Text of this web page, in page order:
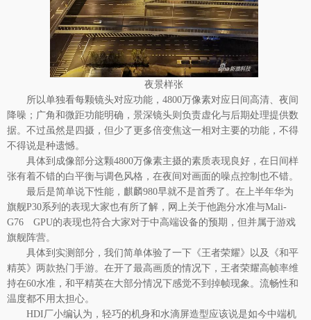
夜景样张
所以单独看每颗镜头对应功能，4800万像素对应日间高清、夜间
降噪；广角和微距功能明确，景深镜头则负责虚化与后期处理提供数
据。不过虽然是四摄，但少了更多倍变焦这一相对主要的功能，不得
不得说是种遗憾。
具体到成像部分这颗4800万像素主摄的素质表现良好，在日间样
张有着不错的白平衡与调色风格，在夜间对画面的噪点控制也不错。
最后是简单说下性能，麒麟980早就不是首秀了。在上半年华为
旗舰P30系列的表现大家也有所了解，网上关于他跑分水准与Mali-
G76 GPU的表现也符合大家对于中高端设备的预期，但并属于游戏
旗舰阵营。
具体到实测部分，我们简单体验了一下《王者荣耀》以及《和平
精英》两款热门手游。在开了最高画质的情况下，王者荣耀高帧率维
持在60水准，和平精英在大部分情况下感觉不到掉帧现象。流畅性和
温度都不用太担心。
HDI厂小编认为，轻巧的机身和水滴屏造型应该说是如今中端机